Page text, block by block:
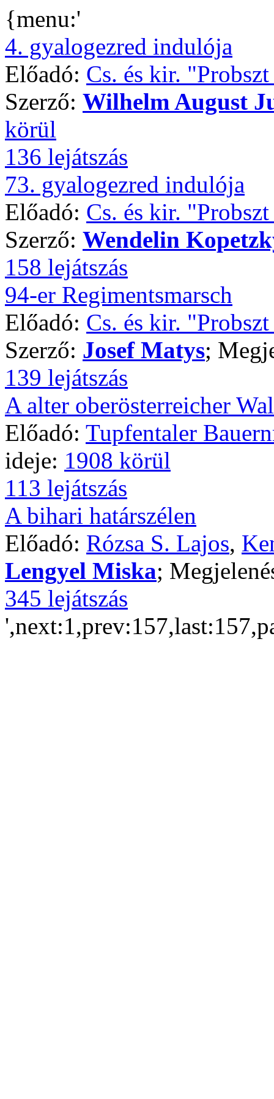
{menu:'
4. gyalogezred indulója
Előadó: Cs. és kir.
Szerző: Wilhelm August
körül
136 lejátszás
73. gyalogezred indulója
Előadó: Cs. és kir.
Szerző: Wendelin
158 lejátszás
94-er Regimentsmarsch
Előadó: Cs. és kir.
Szerző: Josef Matys;
139 lejátszás
A alter oberösterreicher
Előadó: Tupfentaler
ideje: 1908 körül
113 lejátszás
A bihari határszélen
Előadó: Rózsa S. Lajos,
Lengyel Miska;
345 lejátszás